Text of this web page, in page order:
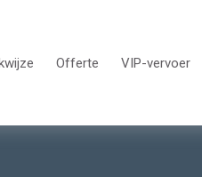
Offerte VIP-vervoer